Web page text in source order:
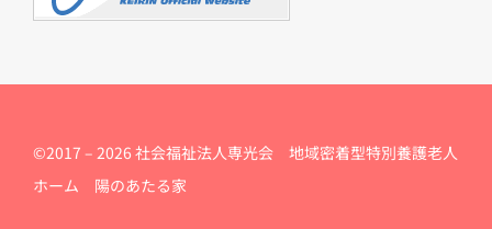
©2017 – 2026 社会福祉法人専光会 地域密着型特別養護老人
ホーム 陽のあたる家